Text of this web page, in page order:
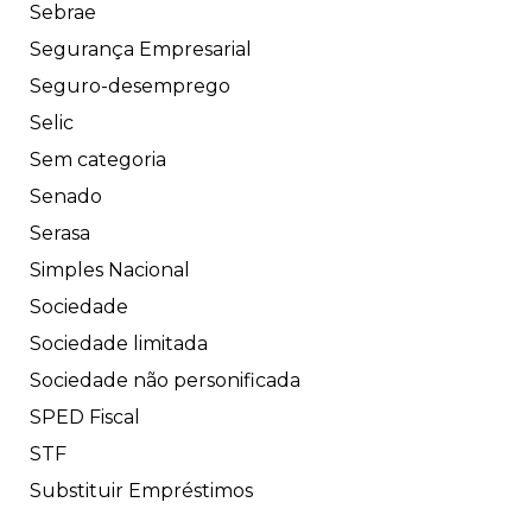
Sebrae
Segurança Empresarial
Seguro-desemprego
Selic
Sem categoria
Senado
Serasa
Simples Nacional
Sociedade
Sociedade limitada
Sociedade não personificada
SPED Fiscal
STF
Substituir Empréstimos